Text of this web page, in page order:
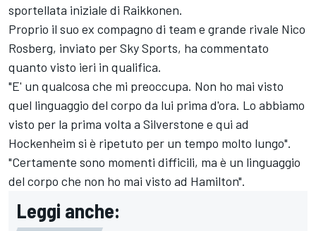
sportellata iniziale di Raikkonen.
Proprio il suo ex compagno di team e grande rivale Nico
Rosberg, inviato per Sky Sports, ha commentato
quanto visto ieri in qualifica.
"E' un qualcosa che mi preoccupa. Non ho mai visto
quel linguaggio del corpo da lui prima d'ora. Lo abbiamo
visto per la prima volta a Silverstone e qui ad
Hockenheim si è ripetuto per un tempo molto lungo".
"Certamente sono momenti difficili, ma è un linguaggio
del corpo che non ho mai visto ad Hamilton".
Leggi anche: